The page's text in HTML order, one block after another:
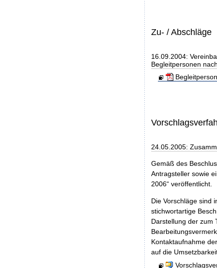
Zu- / Abschläge
16.09.2004:
Begleitpersonen
24.05.2005:
Gemäß des
Antragsteller sowie
2006“ veröffentlicht.
Die Vorschläge sind
stichwortartige
Darstellung der zum
Kontaktaufnahme
auf die